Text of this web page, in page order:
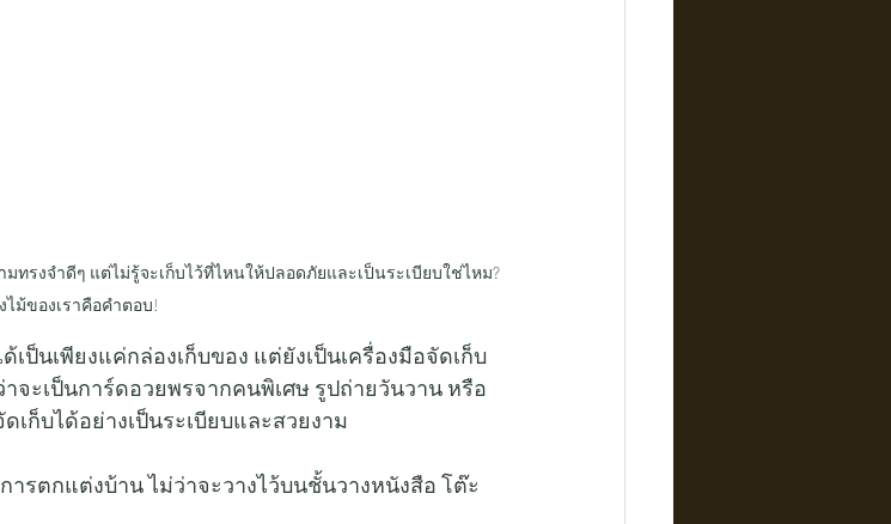
รงจำดีๆ แต่ไม่รู้จะเก็บไว้ที่ไหนให้ปลอดภัยและเป็นระเบียบใช่ไหม?
ไม้ของเราคือคำตอบ!
ป็นเพียงแค่กล่องเก็บของ แต่ยังเป็นเครื่องมือจัดเก็บ
ะเป็นการ์ดอวยพรจากคนพิเศษ รูปถ่ายวันวาน หรือ
ก็บได้อย่างเป็นระเบียบและสวยงาม
ารตกแต่งบ้าน ไม่ว่าจะวางไว้บนชั้นวางหนังสือ โต๊ะ